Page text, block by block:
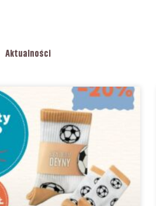
Aktualności